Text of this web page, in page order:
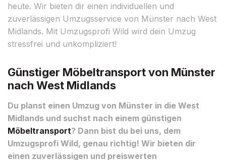
heute. Wir bieten dir einen individuellen und
zuverlässigen Umzugsservice von Münster nach West
Midlands. Mit Umzugsprofi Wild wird dein Umzug
stressfrei und unkompliziert!
Günstiger Möbeltransport von Münster
nach West Midlands
Du planst einen Umzug von Münster in die West
Midlands und suchst nach einem günstigen
Möbeltransport? Dann bist du bei uns, dem
Umzugsprofi Wild, genau richtig! Wir bieten dir
einen zuverlässigen und preiswerten